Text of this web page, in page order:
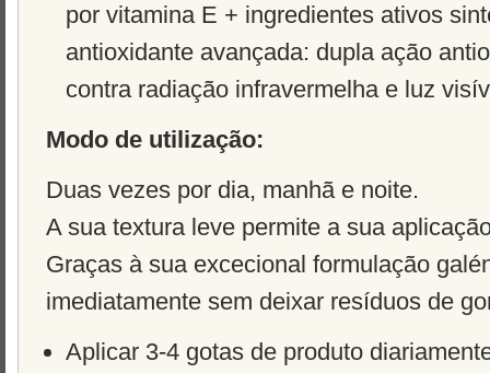
por vitamina E + ingredientes ativos
antioxidante avançada: dupla ação
contra radiação infravermelha e luz
Modo de utilização:
Duas vezes por dia, manhã e noite.
A sua textura leve permite a sua
Graças à sua excecional formulação
imediatamente sem deixar resíduos de
Aplicar 3-4 gotas de produto